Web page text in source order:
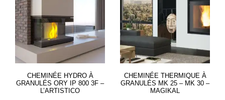
CHEMINÉE HYDRO À
GRANULÉS ORY IP 800 3F –
L’ARTISTICO
CHEMINÉE THERMIQUE À
GRANULÉS MK 25 – MK 30 –
MAGIKAL